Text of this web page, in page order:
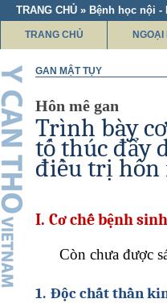
TRANG CHỦ » Bệnh học nội
TRANG CHỦ NGOẠI
GAN MẬT TỤY
Hôn mê gan
Trình bày
tố thúc đẩy
điều trị hôn
I. Cơ chế bệnh
Còn chưa được
1. Độc chất thần